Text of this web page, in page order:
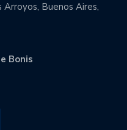
Arroyos, Buenos Aires,
Bonis